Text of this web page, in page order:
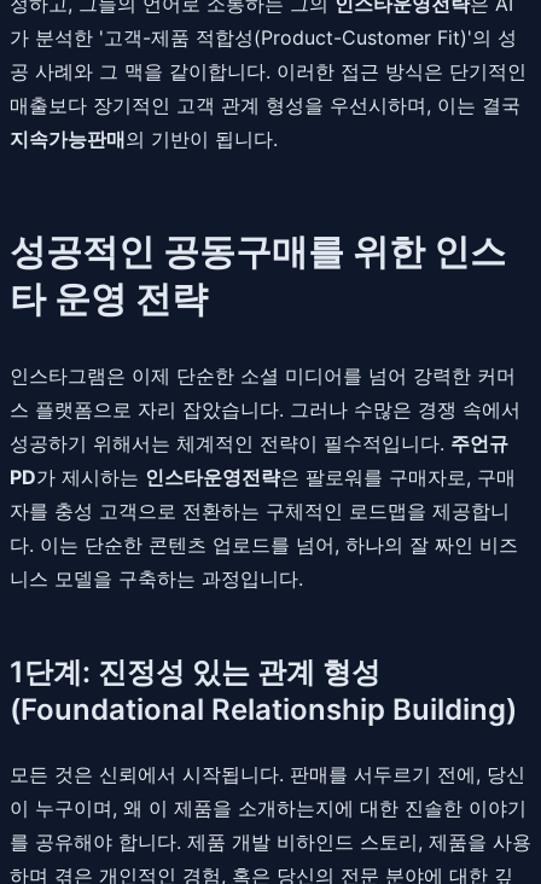
가 분석한 '고객-제품 적합성(Product-Customer Fit)'의 성
공 사례와 그 맥을 같이합니다. 이러한 접근 방식은 단기적인
매출보다 장기적인 고객 관계 형성을 우선시하며, 이는 결국
지속가능판매의 기반이 됩니다.
성공적인 공동구매를 위한 인스
타 운영 전략
인스타그램은 이제 단순한 소셜 미디어를 넘어 강력한 커머
스 플랫폼으로 자리 잡았습니다. 그러나 수많은 경쟁 속에서
성공하기 위해서는 체계적인 전략이 필수적입니다. 주언규
PD가 제시하는 인스타운영전략은 팔로워를 구매자로, 구매
자를 충성 고객으로 전환하는 구체적인 로드맵을 제공합니
다. 이는 단순한 콘텐츠 업로드를 넘어, 하나의 잘 짜인 비즈
니스 모델을 구축하는 과정입니다.
1단계: 진정성 있는 관계 형성
(Foundational Relationship Building)
모든 것은 신뢰에서 시작됩니다. 판매를 서두르기 전에, 당신
이 누구이며, 왜 이 제품을 소개하는지에 대한 진솔한 이야기
를 공유해야 합니다. 제품 개발 비하인드 스토리, 제품을 사용
하며 겪은 개인적인 경험, 혹은 당신의 전문 분야에 대한 깊